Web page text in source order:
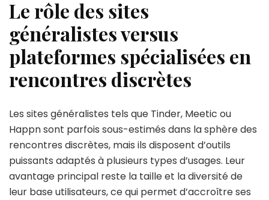
Le rôle des sites
généralistes versus
plateformes spécialisées en
rencontres discrètes
Les sites généralistes tels que Tinder, Meetic ou
Happn sont parfois sous-estimés dans la sphère des
rencontres discrètes, mais ils disposent d’outils
puissants adaptés à plusieurs types d’usages. Leur
avantage principal reste la taille et la diversité de
leur base utilisateurs, ce qui permet d’accroître ses